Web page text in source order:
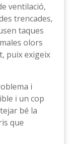
ventilació,
trencades,
taques
olors
puix exigeix
i
i un cop
bé la
que